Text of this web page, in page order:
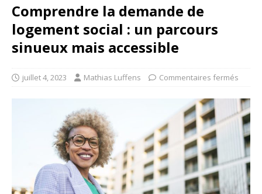
Comprendre la demande de
logement social : un parcours
sinueux mais accessible
juillet 4, 2023 Mathias Luffens Commentaires fermés